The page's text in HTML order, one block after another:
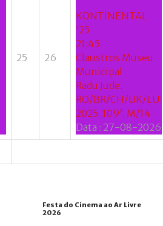
25 26
KONTINENTAL
'25
21:45
Claustros Museu
Municipal
Radu Jude.
RO/BR/CH/UK/LU:
2025. 109’. M/14
Data : 27-08-2026
Festa do Cinema ao Ar Livre
2026